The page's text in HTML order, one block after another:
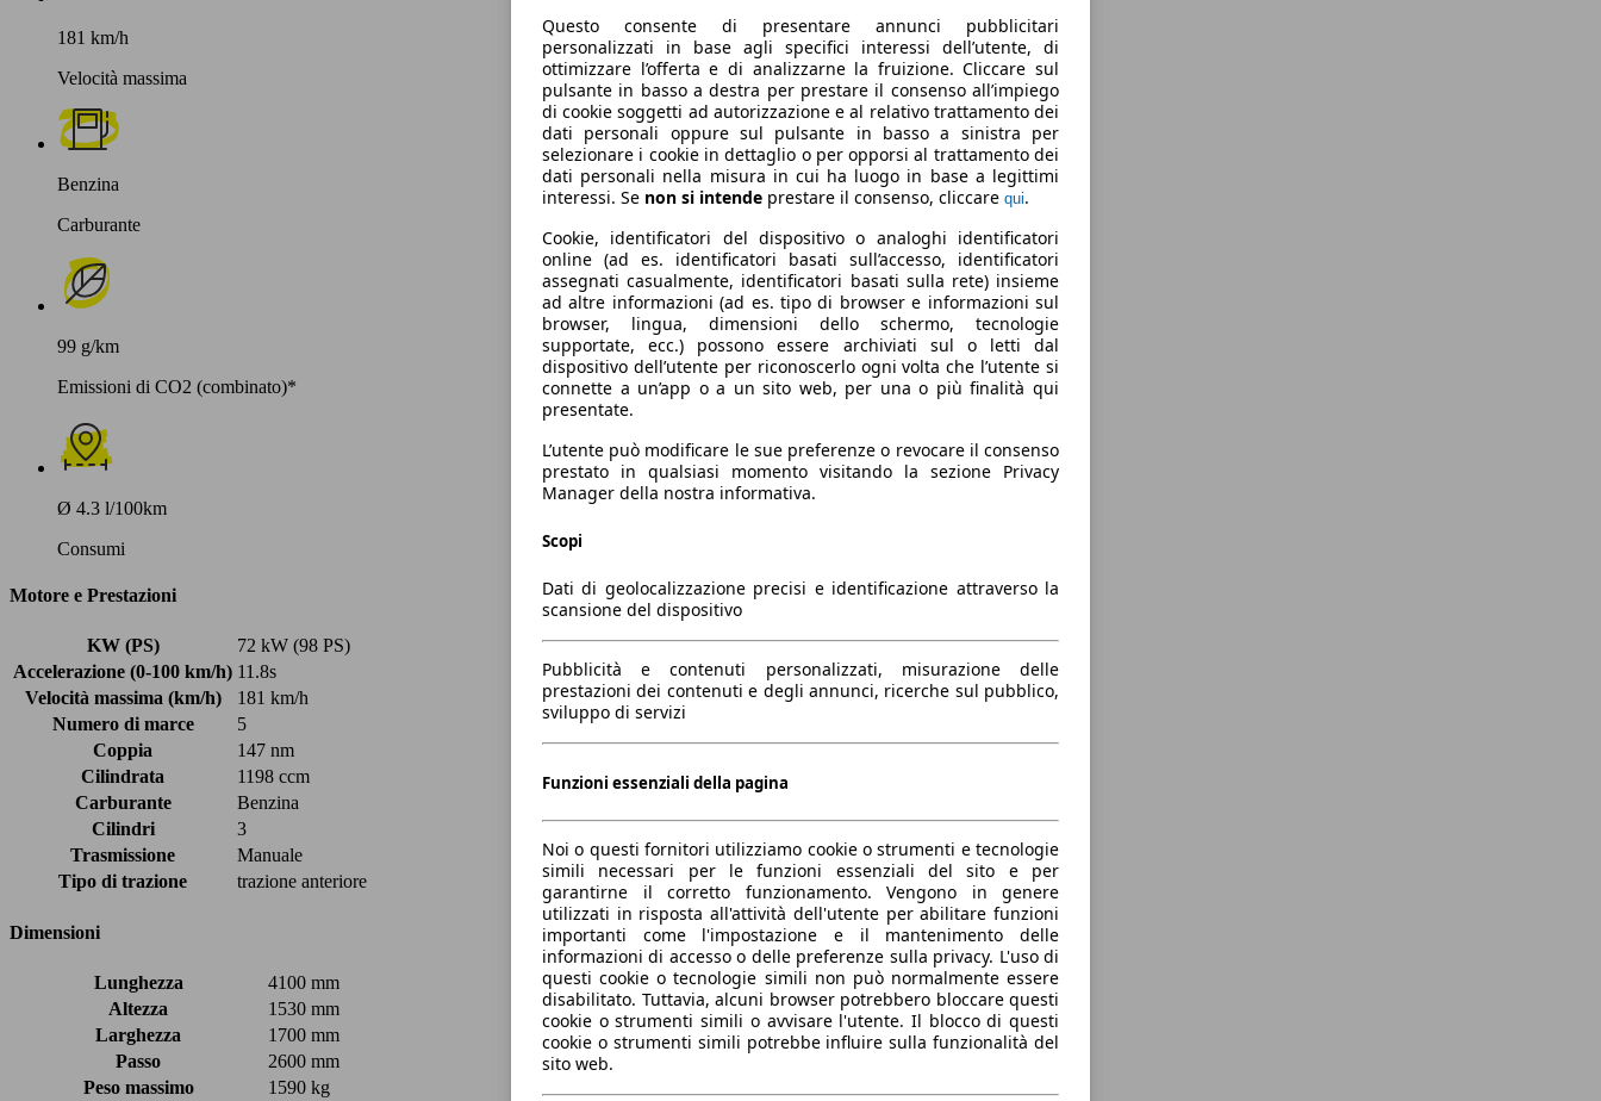
181 km/h
Velocità massima
Benzina
Carburante
99 g/km
Emissioni di CO2 (combinato)*
Ø 4.3 l/100km
Consumi
Motore e Prestazioni
KW (PS)
72 kW (98 PS)
Accelerazione (0-100 km/h) 11.8s
Velocità massima (km/h)
181 km/h
Numero di marce
5
Coppia
147 nm
Cilindrata
1198 ccm
Carburante
Benzina
Cilindri
3
Trasmissione
Manuale
Tipo di trazione
trazione anteriore
Dimensioni
Lunghezza
4100 mm
Altezza
1530 mm
Larghezza
1700 mm
Passo
2600 mm
Peso massimo
1590 kg
Questo consente di presentare annunci pubblicitari
personalizzati in base agli specifici interessi dell’utente, di
ottimizzare l’offerta e di analizzarne la fruizione. Cliccare sul
pulsante in basso a destra per prestare il consenso all’impiego
di cookie soggetti ad autorizzazione e al relativo trattamento dei
dati personali oppure sul pulsante in basso a sinistra per
selezionare i cookie in dettaglio o per opporsi al trattamento dei
dati personali nella misura in cui ha luogo in base a legittimi
interessi. Se non si intende prestare il consenso, cliccare qui.
Cookie, identificatori del dispositivo o analoghi identificatori
online (ad es. identificatori basati sull’accesso, identificatori
assegnati casualmente, identificatori basati sulla rete) insieme
ad altre informazioni (ad es. tipo di browser e informazioni sul
browser, lingua, dimensioni dello schermo, tecnologie
supportate, ecc.) possono essere archiviati sul o letti dal
dispositivo dell’utente per riconoscerlo ogni volta che l’utente si
connette a un’app o a un sito web, per una o più finalità qui
presentate.
L’utente può modificare le sue preferenze o revocare il consenso
prestato in qualsiasi momento visitando la sezione Privacy
Manager della nostra informativa.
Scopi
Dati di geolocalizzazione precisi e identificazione attraverso la
scansione del dispositivo
Pubblicità e contenuti personalizzati, misurazione delle
prestazioni dei contenuti e degli annunci, ricerche sul pubblico,
sviluppo di servizi
Funzioni essenziali della pagina
Noi o questi fornitori utilizziamo cookie o strumenti e tecnologie
simili necessari per le funzioni essenziali del sito e per
garantirne il corretto funzionamento. Vengono in genere
utilizzati in risposta all'attività dell'utente per abilitare funzioni
importanti come l'impostazione e il mantenimento delle
informazioni di accesso o delle preferenze sulla privacy. L'uso di
questi cookie o tecnologie simili non può normalmente essere
disabilitato. Tuttavia, alcuni browser potrebbero bloccare questi
cookie o strumenti simili o avvisare l'utente. Il blocco di questi
cookie o strumenti simili potrebbe influire sulla funzionalità del
sito web.